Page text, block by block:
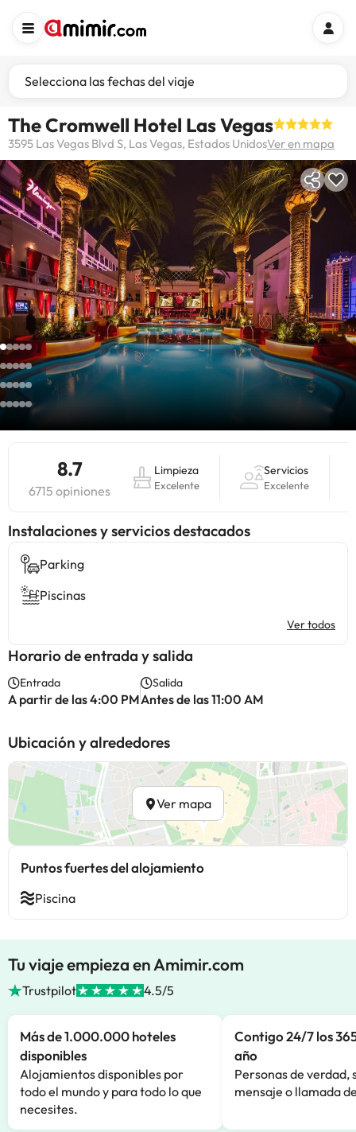
Selecciona las fechas del viaje
The Cromwell Hotel Las Vegas
3595 Las Vegas Blvd S, Las Vegas, Estados UnidosVer en mapa
8.7
6715 opiniones
Limpieza
Excelente
Servicios
Excelente
Instalaciones y servicios destacados
Parking
Piscinas
Ver todos
Horario de entrada y salida
Entrada
A partir de las 4:00 PM
Salida
Antes de las 11:00 AM
Ubicación y alrededores
Ver mapa
Puntos fuertes del alojamiento
Piscina
Tu viaje empieza en Amimir.com
Trustpilot 4.5/5
Más de 1.000.000 hoteles
disponibles
Alojamientos disponibles por
todo el mundo y para todo lo que
necesites.
Contigo 24/7 los
año
Personas de verdad,
mensaje o llamada